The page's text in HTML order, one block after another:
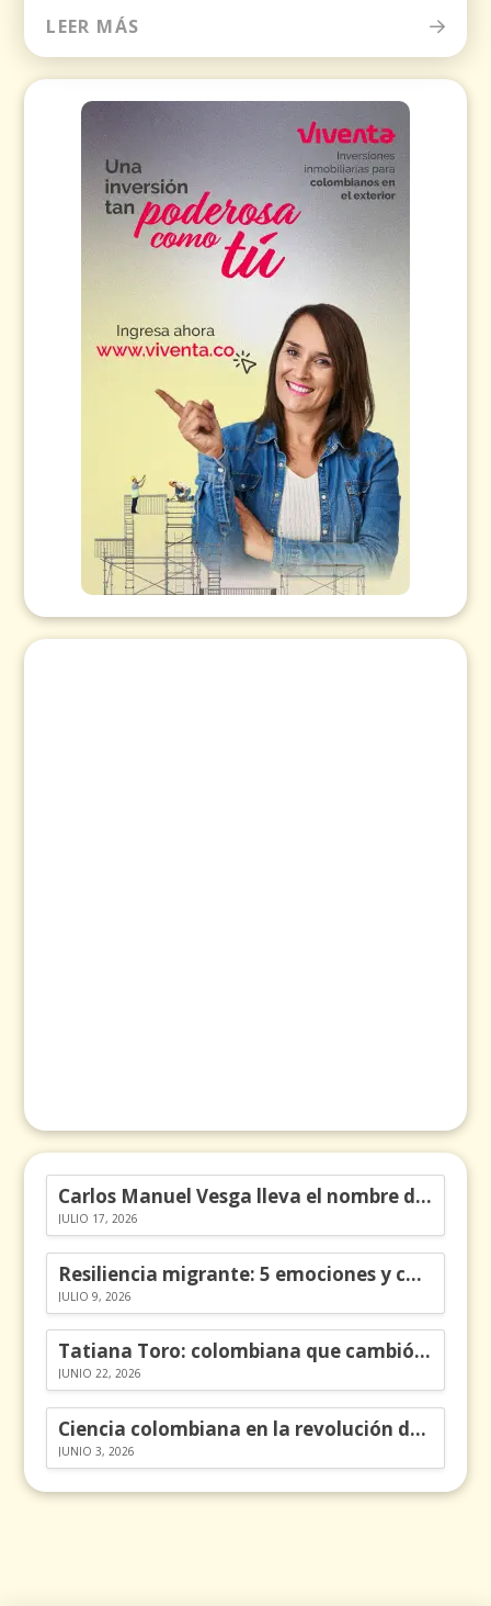
LEER MÁS
Carlos Manuel Vesga lleva el nombre de Colombia a los Emmy
JULIO 17, 2026
Resiliencia migrante: 5 emociones y cómo gestionarlas
JULIO 9, 2026
Tatiana Toro: colombiana que cambió la historia de las matemáticas
JUNIO 22, 2026
Ciencia colombiana en la revolución de los órganos en chips
JUNIO 3, 2026